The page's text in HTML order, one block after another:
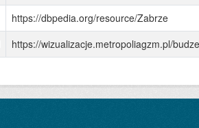
https://dbpedia.org/resource/Zabrze
https://wizualizacje.metropoliagzm.pl/